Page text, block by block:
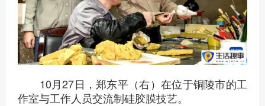
10月27日，郑东平（右）在位于铜陵市的工
作室与工作人员交流制硅胶膜技艺。